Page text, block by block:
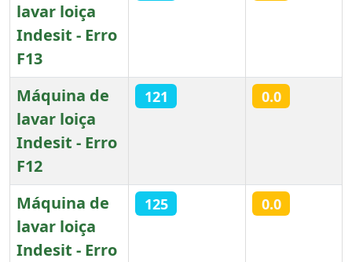
lavar loiça
Indesit - Erro
F13
Máquina de
lavar loiça
Indesit - Erro
F12
121 0.0
Máquina de
lavar loiça
Indesit - Erro
125 0.0